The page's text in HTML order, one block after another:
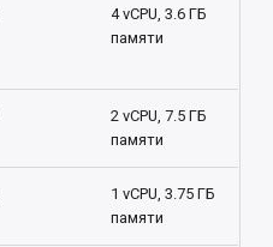
4 vCPU, 3.6 ГБ
памяти
2 vCPU, 7.5 ГБ
памяти
1 vCPU, 3.75 ГБ
памяти